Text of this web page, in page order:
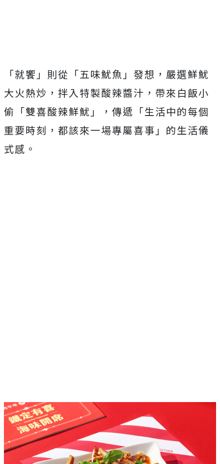
「就饗」則從「五味魷魚」發想，嚴選鮮魷
大火熱炒，拌入特製酸辣醬汁，帶來白飯小
偷「雙喜酸辣鮮魷」，傳遞「生活中的每個
重要時刻，都該來一場專屬喜事」的生活儀
式感。